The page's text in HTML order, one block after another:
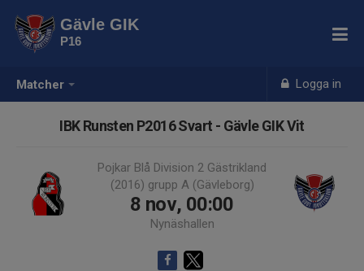
Matcher Logga in
Gävle GIK
P16
IBK Runsten P2016 Svart - Gävle GIK Vit
Pojkar Blå Division 2 Gästrikland
(2016) grupp A (Gävleborg)
8 nov, 00:00
Nynäshallen